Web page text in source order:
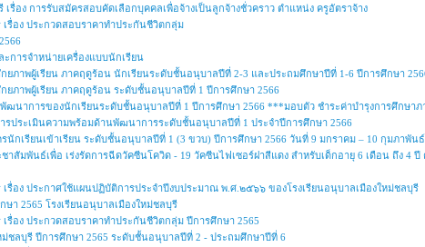
เรื่อง การรับสมัครสอบคัดเลือกบุคคลเพื่อจ้างเป็นลูกจ้างชั่วคราว ตำแหน่ง ครูอัตราจ้าง
เรื่อง ประกวดสอบราคาทำประกันชีวิตกลุ่ม
การจำหน่ายเครื่องแบบนักเรียน
ยภาพผู้เรียน ภาคฤดูร้อน นักเรียนระดับชั้นอนุบาลปีที่ 2-3 และประถมศึกษาปีที่ 1-6 ปีการศึกษา
ยภาพผู้เรียน ภาคฤดูร้อน ระดับชั้นอนุบาลปีที่ 1 ปีการศึกษา 2566
ฒนาการของนักเรียนระดับชั้นอนุบาลปีที่ 1 ปีการศึกษา 2566 ***มอบตัว ชำระค่าบำรุงการศึกษา
รประเมินความพร้อมด้านพัฒนาการระดับชั้นอนุบาลปีที่ 1 ประจำปีการศึกษา 2566
นักเรียนเข้าเรียน ระดับชั้นอนุบาลปีที่ 1 (3 ขวบ) ปีการศึกษา 2566 วันที่ 9 มกราคม – 10 กุมภาพัน
าสัมพันธ์เพื่อ เร่งรัดการฉีดวัคซีนโควิด - 19 วัคซีนไฟเซอร์ฝาสีแดง สำหรับเด็กอายุ 6 เดือน ถึง 4
เรื่อง ประกาศใช้แผนปฏิบัติการประจำปีงบประมาณ พ.ศ.๒๕๖๖ ของโรงเรียนอนุบาลเมืองใหม่ชลบุรี
า 2565 โรงเรียนอนุบาลเมืองใหม่ชลบุรี
รื่อง ประกวดสอบราคาทำประกันชีวิตกลุ่ม ปีการศึกษา 2565
ม่ชลบุรี ปีการศึกษา 2565 ระดับชั้นอนุบาลปีที่ 2 - ประถมศึกษาปีที่ 6